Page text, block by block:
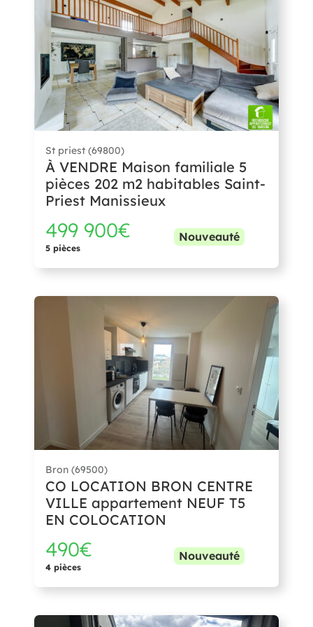
St priest (69800)
À VENDRE Maison familiale 5
pièces 202 m2 habitables Saint-
Priest Manissieux
499 900€
5 pièces
Nouveauté
Bron (69500)
CO LOCATION BRON CENTRE
VILLE appartement NEUF T5
EN COLOCATION
490€
4 pièces
Nouveauté